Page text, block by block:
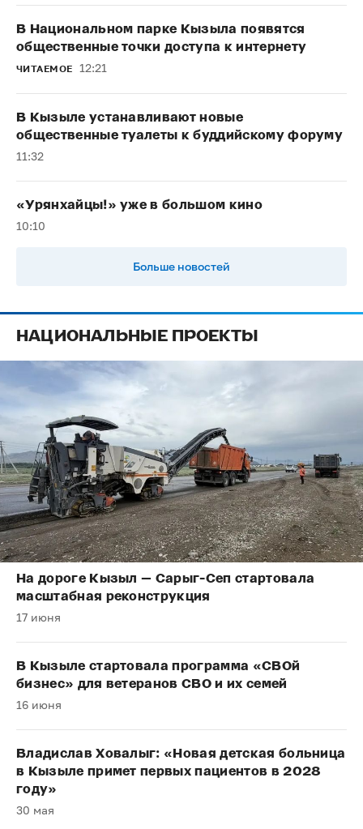
В Национальном парке Кызыла появятся
общественные точки доступа к интернету
ЧИТАЕМОЕ 12:21
В Кызыле устанавливают новые
общественные туалеты к буддийскому форуму
11:32
«Урянхайцы!» уже в большом кино
10:10
Больше новостей
НАЦИОНАЛЬНЫЕ ПРОЕКТЫ
На дороге Кызыл — Сарыг-Сеп стартовала
масштабная реконструкция
17 июня
В Кызыле стартовала программа «СВОй
бизнес» для ветеранов СВО и их семей
16 июня
Владислав Ховалыг: «Новая детская больница
в Кызыле примет первых пациентов в 2028
году»
30 мая